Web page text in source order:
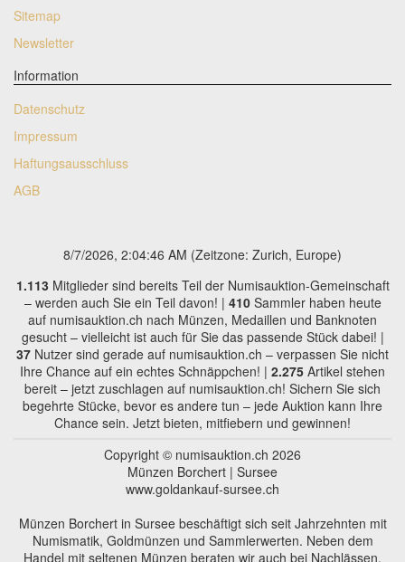
Sitemap
Newsletter
Information
Datenschutz
Impressum
Haftungsausschluss
AGB
8/7/2026, 2:04:46 AM (Zeitzone: Zurich, Europe)
1.113 Mitglieder sind bereits Teil der Numisauktion-Gemeinschaft
– werden auch Sie ein Teil davon! | 410Sammler haben heute
auf numisauktion.ch nach Münzen, Medaillen und Banknoten
gesucht – vielleicht ist auch für Sie das passende Stück dabei! |
37 Nutzer sind gerade auf numisauktion.ch – verpassen Sie nicht
Ihre Chance auf ein echtes Schnäppchen! | 2.275 Artikel stehen
bereit – jetzt zuschlagen auf numisauktion.ch! Sichern Sie sich
begehrte Stücke, bevor es andere tun – jede Auktion kann Ihre
Chance sein. Jetzt bieten, mitfiebern und gewinnen!
Copyright © numisauktion.ch 2026
Münzen Borchert | Sursee
www.goldankauf-sursee.ch
Münzen Borchert in Sursee beschäftigt sich seit Jahrzehnten mit
Numismatik, Goldmünzen und Sammlerwerten. Neben dem
Handel mit seltenen Münzen beraten wir auch bei Nachlässen,